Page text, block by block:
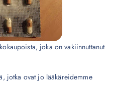
joka on vakiinnuttanut
jotka ovat jo lääkäreidemme